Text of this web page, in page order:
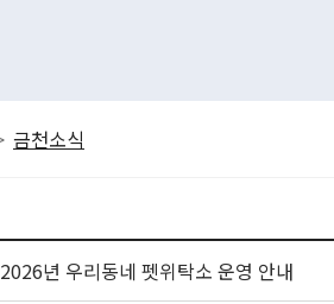
금천소식
2026년 우리동네 펫위탁소 운영 안내